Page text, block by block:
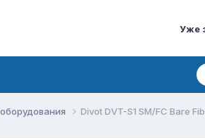
Уже
Divot DVT-S1 SM/FC Bare